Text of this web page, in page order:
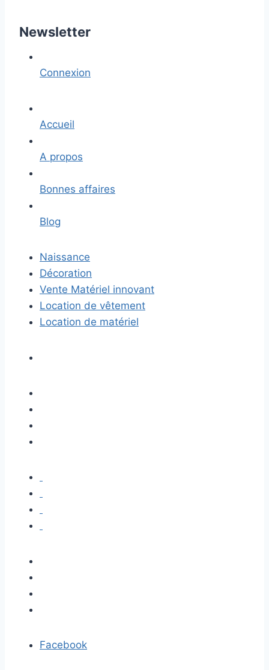
Newsletter
Connexion
Accueil
A propos
Bonnes affaires
Blog
Naissance
Décoration
Vente Matériel innovant
Location de vêtement
Location de matériel
Facebook